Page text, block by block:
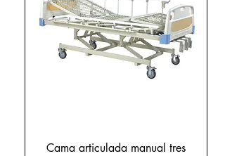
Cama articulada manual tres